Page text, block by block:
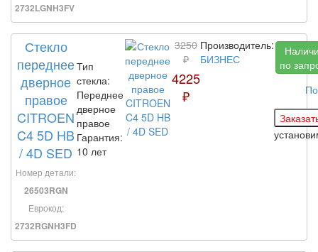
2732LGNH3FV
Стекло
переднее
дверное
правое
CITROEN
C4 5D HB
/ 4D SED
Номер детали:
26503RGN
Еврокод:
2732RGNH3FD
Тип
стекла:
Переднее
дверное
правое
Гарантия:
10 лет
3250
₽
4225
₽
Производитель:
БИЗНЕС
по